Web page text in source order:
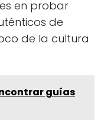
en probar
de
de la cultura
guías